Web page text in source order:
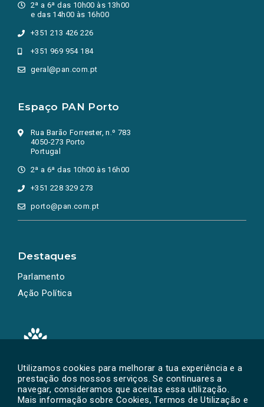
Utilizamos cookies para melhorar a tua experiência e a
prestação dos nossos serviços. Se continuares a
navegar, consideramos que aceitas essa utilização.
Mais informação sobre Cookies, Termos de Utilização e
2ª a 6ª das 10h00 às 13h00
e das 14h00 às 16h00
+351 213 426 226
+351 969 954 184
geral@pan.com.pt
Espaço PAN Porto
Rua Barão Forrester, n.º 783
4050-273 Porto
Portugal
2ª a 6ª das 10h00 às 16h00
+351 228 329 273
porto@pan.com.pt
Destaques
Parlamento
Ação Política
Powered by SOLOS